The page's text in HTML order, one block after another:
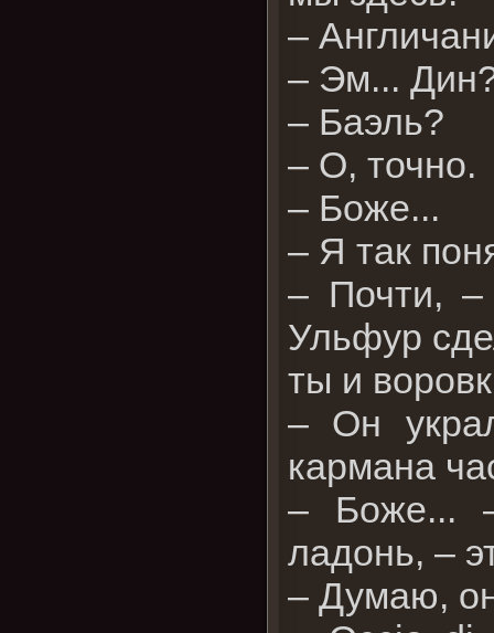
–
– Эм...
– Баэль?
– О, точно.
– Боже...
– Я так
– Почти,
Ульфур
ты и
– Он
кармана
– Боже...
ладонь, –
– Думаю,